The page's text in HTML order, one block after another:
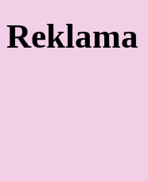
Reklama